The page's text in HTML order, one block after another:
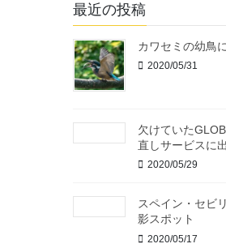
最近の投稿
カワセミの幼鳥
2020/05/31
欠けていた
直しサービスに
2020/05/29
スペイン・セビ
影スポット
2020/05/17